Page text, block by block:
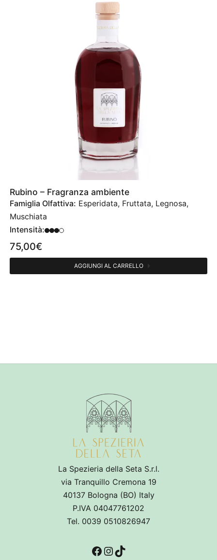
Rubino – Fragranza ambiente
Famiglia Olfattiva: Esperidata, Fruttata, Legnosa,
Muschiata
Intensità:
75,00€
AGGIUNGI AL CARRELLO
La Spezieria della Seta S.r.l.
via Tranquillo Cremona 19
40137 Bologna (BO) Italy
P.IVA 04047761202
Tel. 0039 0510826947
Facebook Instagram